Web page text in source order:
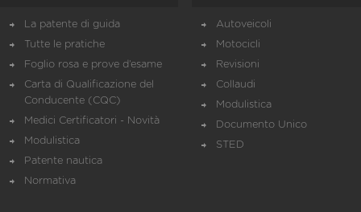
La patente di guida
Tutte le pratiche
Foglio rosa e prove d’esame
Carta di Qualificazione del
Conducente (CQC)
Medici Certificatori - Novità
Modulistica
Patente nautica
Normativa
Autoveicoli
Motocicli
Revisioni
Collaudi
Modulistica
Documento Unico
STED